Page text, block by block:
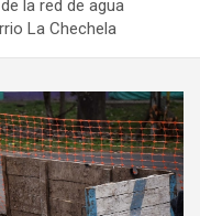
la red de agua
La Chechela